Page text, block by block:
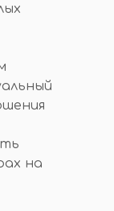
на